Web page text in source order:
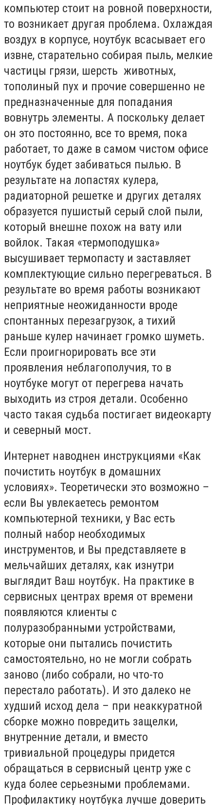
компьютер стоит на ровной поверхности,
то возникает другая проблема. Охлаждая
воздух в корпусе, ноутбук всасывает его
извне, старательно собирая пыль, мелкие
частицы грязи, шерсть животных,
тополиный пух и прочие совершенно не
предназначенные для попадания
вовнутрь элементы. А поскольку делает
он это постоянно, все то время, пока
работает, то даже в самом чистом офисе
ноутбук будет забиваться пылью. В
результате на лопастях кулера,
радиаторной решетке и других деталях
образуется пушистый серый слой пыли,
который внешне похож на вату или
войлок. Такая «термоподушка»
высушивает термопасту и заставляет
комплектующие сильно перегреваться. В
результате во время работы возникают
неприятные неожиданности вроде
спонтанных перезагрузок, а тихий
раньше кулер начинает громко шуметь.
Если проигнорировать все эти
проявления неблагополучия, то в
ноутбуке могут от перегрева начать
выходить из строя детали. Особенно
часто такая судьба постигает видеокарту
и северный мост.
Интернет наводнен инструкциями «Как
почистить ноутбук в домашних
условиях». Теоретически это возможно –
если Вы увлекаетесь ремонтом
компьютерной техники, у Вас есть
полный набор необходимых
инструментов, и Вы представляете в
мельчайших деталях, как изнутри
выглядит Ваш ноутбук. На практике в
сервисных центрах время от времени
появляются клиенты с
полуразобранными устройствами,
которые они пытались почистить
самостоятельно, но не могли собрать
заново (либо собрали, но что-то
перестало работать). И это далеко не
худший исход дела – при неаккуратной
сборке можно повредить защелки,
внутренние детали, и вместо
тривиальной процедуры придется
обращаться в сервисный центр уже с
куда более серьезными проблемами.
Профилактику ноутбука лучше доверить